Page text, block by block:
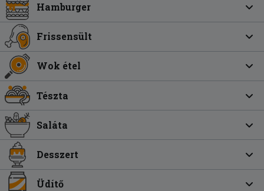
Hamburger
Frissensült
Wok étel
Tészta
Saláta
Desszert
Üdítő